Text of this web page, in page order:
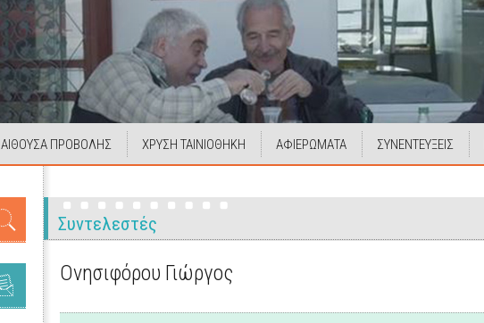
ΑΙΘΟΥΣΑ ΠΡΟΒΟΛΗΣ ΧΡΥΣΗ ΤΑΙΝΙΟΘΗΚΗ ΑΦΙΕΡΩΜΑΤΑ ΣΥΝΕΝΤΕΥΞΕΙΣ
Συντελεστές
Ονησιφόρου Γιώργος